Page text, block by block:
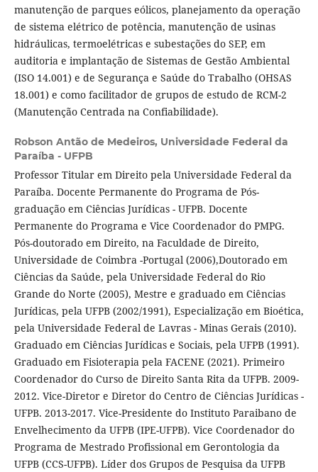
manutenção de parques eólicos, planejamento da operação
de sistema elétrico de potência, manutenção de usinas
hidráulicas, termoelétricas e subestações do SEP, em
auditoria e implantação de Sistemas de Gestão Ambiental
(ISO 14.001) e de Segurança e Saúde do Trabalho (OHSAS
18.001) e como facilitador de grupos de estudo de RCM-2
(Manutenção Centrada na Confiabilidade).
Robson Antão de Medeiros, Universidade Federal da
Paraíba - UFPB
Professor Titular em Direito pela Universidade Federal da
Paraíba. Docente Permanente do Programa de Pós-
graduação em Ciências Jurídicas - UFPB. Docente
Permanente do Programa e Vice Coordenador do PMPG.
Pós-doutorado em Direito, na Faculdade de Direito,
Universidade de Coimbra -Portugal (2006),Doutorado em
Ciências da Saúde, pela Universidade Federal do Rio
Grande do Norte (2005), Mestre e graduado em Ciências
Jurídicas, pela UFPB (2002/1991), Especialização em Bioética,
pela Universidade Federal de Lavras - Minas Gerais (2010).
Graduado em Ciências Jurídicas e Sociais, pela UFPB (1991).
Graduado em Fisioterapia pela FACENE (2021). Primeiro
Coordenador do Curso de Direito Santa Rita da UFPB. 2009-
2012. Vice-Diretor e Diretor do Centro de Ciências Jurídicas -
UFPB. 2013-2017. Vice-Presidente do Instituto Paraibano de
Envelhecimento da UFPB (IPE-UFPB). Vice Coordenador do
Programa de Mestrado Profissional em Gerontologia da
UFPB (CCS-UFPB). Líder dos Grupos de Pesquisa da UFPB